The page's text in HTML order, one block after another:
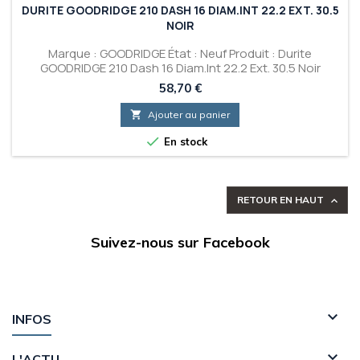
DURITE GOODRIDGE 210 DASH 16 DIAM.INT 22.2 EXT. 30.5
NOIR
Marque : GOODRIDGE État : Neuf Produit : Durite
GOODRIDGE 210 Dash 16 Diam.Int 22.2 Ext. 30.5 Noir
Prix
58,70 €
 Ajouter au panier
 En stock
RETOUR EN HAUT 
Suivez-nous sur Facebook
INFOS 